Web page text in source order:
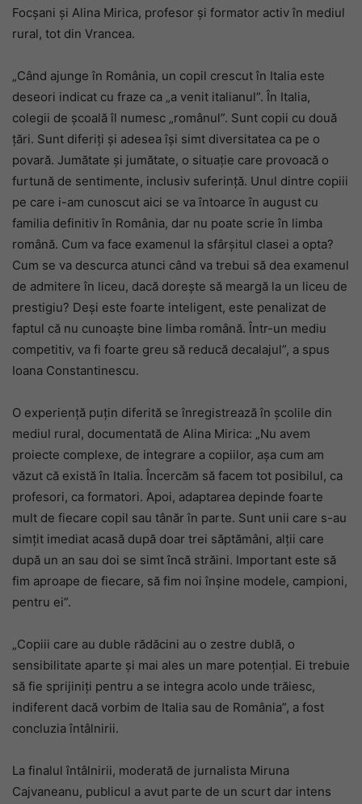
Focșani și Alina Mirica, profesor și formator activ în mediul
rural, tot din Vrancea.
„Când ajunge în România, un copil crescut în Italia este
deseori indicat cu fraze ca „a venit italianul”. În Italia,
colegii de școală îl numesc „românul”. Sunt copii cu două
țări. Sunt diferiți și adesea își simt diversitatea ca pe o
povară. Jumătate și jumătate, o situație care provoacă o
furtună de sentimente, inclusiv suferință. Unul dintre copiii
pe care i-am cunoscut aici se va întoarce în august cu
familia definitiv în România, dar nu poate scrie în limba
română. Cum va face examenul la sfârșitul clasei a opta?
Cum se va descurca atunci când va trebui să dea examenul
de admitere în liceu, dacă dorește să meargă la un liceu de
prestigiu? Deși este foarte inteligent, este penalizat de
faptul că nu cunoaște bine limba română. Într-un mediu
competitiv, va fi foarte greu să reducă decalajul”, a spus
Ioana Constantinescu.
O experiență puțin diferită se înregistrează în școlile din
mediul rural, documentată de Alina Mirica: „Nu avem
proiecte complexe, de integrare a copiilor, așa cum am
văzut că există în Italia. Încercăm să facem tot posibilul, ca
profesori, ca formatori. Apoi, adaptarea depinde foarte
mult de fiecare copil sau tânăr în parte. Sunt unii care s-au
simțit imediat acasă după doar trei săptămâni, alții care
după un an sau doi se simt încă străini. Important este să
fim aproape de fiecare, să fim noi înșine modele, campioni,
pentru ei”.
„Copiii care au duble rădăcini au o zestre dublă, o
sensibilitate aparte și mai ales un mare potențial. Ei trebuie
să fie sprijiniți pentru a se integra acolo unde trăiesc,
indiferent dacă vorbim de Italia sau de România”, a fost
concluzia întâlnirii.
La finalul întâlnirii, moderată de jurnalista Miruna
Cajvaneanu, publicul a avut parte de un scurt dar intens